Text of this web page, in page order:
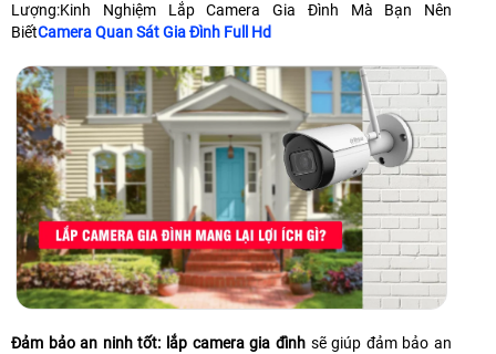
Lượng:Kinh Nghiệm Lắp Camera Gia Đình Mà Bạn Nên
BiếtCamera Quan Sát Gia Đình Full Hd
Đảm bảo an ninh tốt: lắp camera gia đìnhsẽ giúp đảm bảo an